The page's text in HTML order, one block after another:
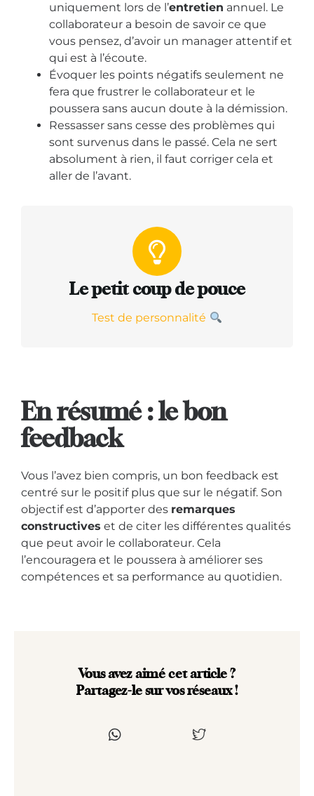
uniquement lors de l’entretien annuel. Le
collaborateur a besoin de savoir ce que
vous pensez, d’avoir un manager attentif et
qui est à l’écoute.
Évoquer les points négatifs seulement ne
fera que frustrer le collaborateur et le
poussera sans aucun doute à la démission.
Ressasser sans cesse des problèmes qui
sont survenus dans le passé. Cela ne sert
absolument à rien, il faut corriger cela et
aller de l’avant.
Le petit coup de pouce
Test de personnalité
En résumé : le bon
feedback
Vous l’avez bien compris, un bon feedback est
centré sur le positif plus que sur le négatif. Son
objectif est d’apporter des remarques
constructives et de citer les différentes qualités
que peut avoir le collaborateur. Cela
l’encouragera et le poussera à améliorer ses
compétences et sa performance au quotidien.
Vous avez aimé cet article ?
Partagez-le sur vos réseaux !